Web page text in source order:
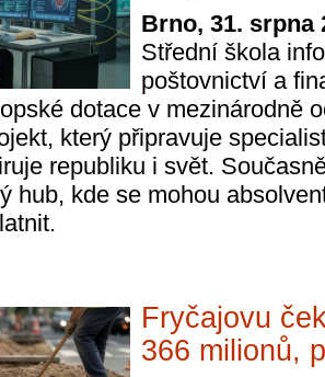
Brno, 31. srpna
Střední škola
poštovnictví a
dotace v mezinárodně
který připravuje
republiku i svět.
hub, kde se mohou
Fryčajovu
366 milionů,